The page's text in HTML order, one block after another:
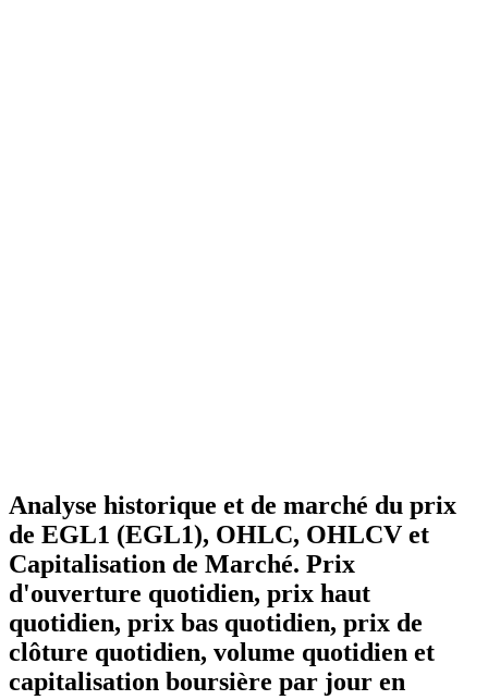
Analyse historique et de marché du prix
de EGL1 (EGL1), OHLC, OHLCV et
Capitalisation de Marché. Prix
d'ouverture quotidien, prix haut
quotidien, prix bas quotidien, prix de
clôture quotidien, volume quotidien et
capitalisation boursière par jour en